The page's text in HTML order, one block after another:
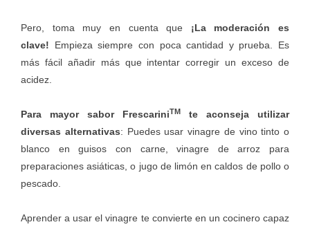
Pero, toma muy en cuenta que ¡La moderación es
clave! Empieza siempre con poca cantidad y prueba. Es
más fácil añadir más que intentar corregir un exceso de
acidez.
Para mayor sabor FrescariniTM
te aconseja utilizar
diversas alternativas: Puedes usar vinagre de vino tinto o
blanco en guisos con carne, vinagre de arroz para
preparaciones asiáticas, o jugo de limón en caldos de pollo o
pescado.
Aprender a usar el vinagre te convierte en un cocinero capaz